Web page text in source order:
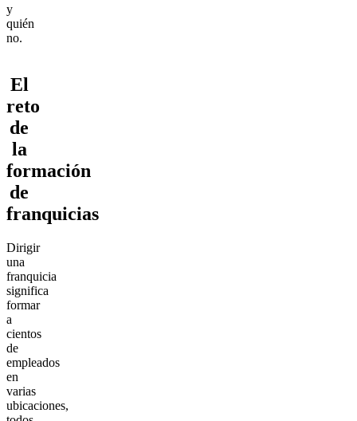
y
quién
no.
El
reto
de
la
formación
de
franquicias
Dirigir
una
franquicia
significa
formar
a
cientos
de
empleados
en
varias
ubicaciones,